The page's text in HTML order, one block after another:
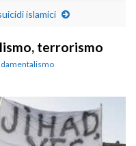
islamici
terrorismo